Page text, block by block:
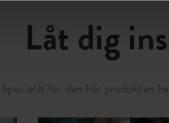
Låt dig
Speciellt för den här produkten